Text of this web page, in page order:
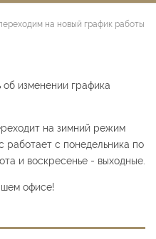
на новый график работы
изменении графика
на зимний режим
работает с понедельника по
и воскресенье - выходные.
офисе!